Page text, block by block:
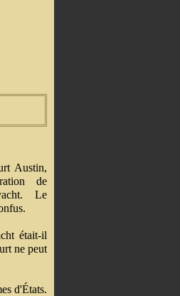
Austin,
de
Le
était-il
ne peut
d'États.